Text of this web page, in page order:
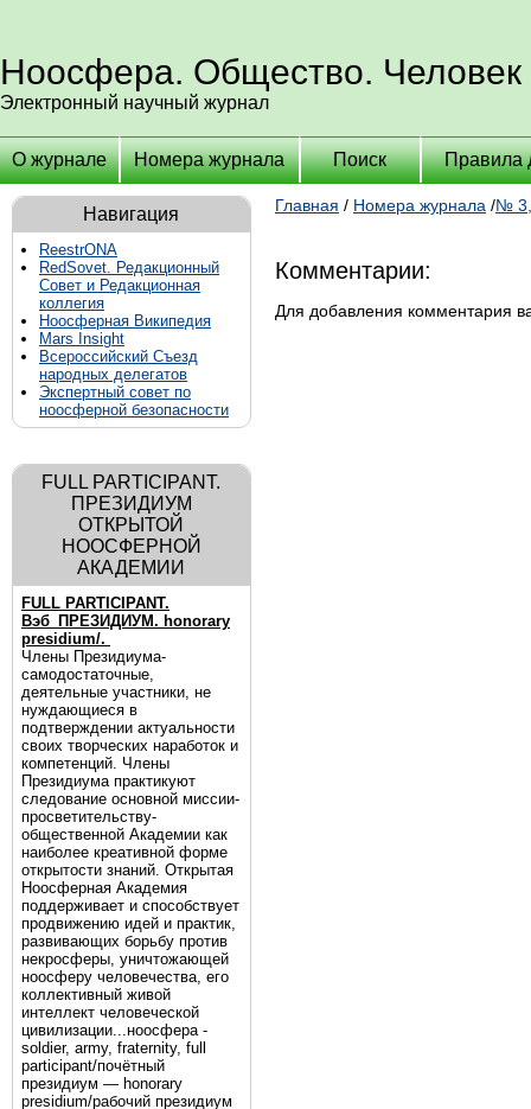
Ноосфера. Общество. Человек
Электронный научный журнал
О журнале Номера журнала Поиск Правила
Навигация
ReestrONA
RedSovet. Редакционный
Совет и Редакционная
коллегия
Ноосферная Википедия
Mars Insight
Всероссийский Съезд
народных делегатов
Экспертный совет по
ноосферной безопасности
FULL PARTICIPANT.
ПРЕЗИДИУМ
ОТКРЫТОЙ
НООСФЕРНОЙ
АКАДЕМИИ
FULL PARTICIPANT.
Вэб_ПРЕЗИДИУМ. honorary
presidium/.
Члены Президиума-
самодостаточные,
деятельные участники, не
нуждающиеся в
подтверждении актуальности
своих творческих наработок и
компетенций. Члены
Президиума практикуют
следование основной миссии-
просветительству-
общественной Академии как
наиболее креативной форме
открытости знаний. Открытая
Ноосферная Академия
поддерживает и способствует
продвижению идей и практик,
развивающих борьбу против
некросферы, уничтожающей
ноосферу человечества, его
коллективный живой
интеллект человеческой
цивилизации...ноосфера -
soldier, army, fraternity, full
participant/почётный
президиум — honorary
presidium/рабочий президиум
Главная / Номера журнала /№
Комментарии:
Для добавления комментария